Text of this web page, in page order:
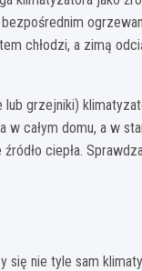
chłodzi, a zimą
grzejniki)
całym domu, a w
ciepła.
się nie tyle sam